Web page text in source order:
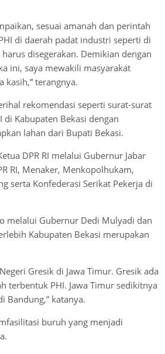
sesuai amanah dan perintah
di daerah padat industri seperti di
disegerakan. Demikian dengan
ini, saya mewakili masyarakat
kasih,” terangnya.
rekomendasi seperti surat-surat
Kabupaten Bekasi dengan
lahan dari Bupati Bekasi.
DPR RI melalui Gubernur Jabar
RI, Menaker, Menkopolhukam,
serta Konfederasi Serikat Pekerja di
melalui Gubernur Dedi Mulyadi dan
Kabupaten Bekasi merupakan
Gresik di Jawa Timur. Gresik ada
terbentuk PHI. Jawa Timur sedikitnya
Bandung,” katanya.
buruh yang menjadi